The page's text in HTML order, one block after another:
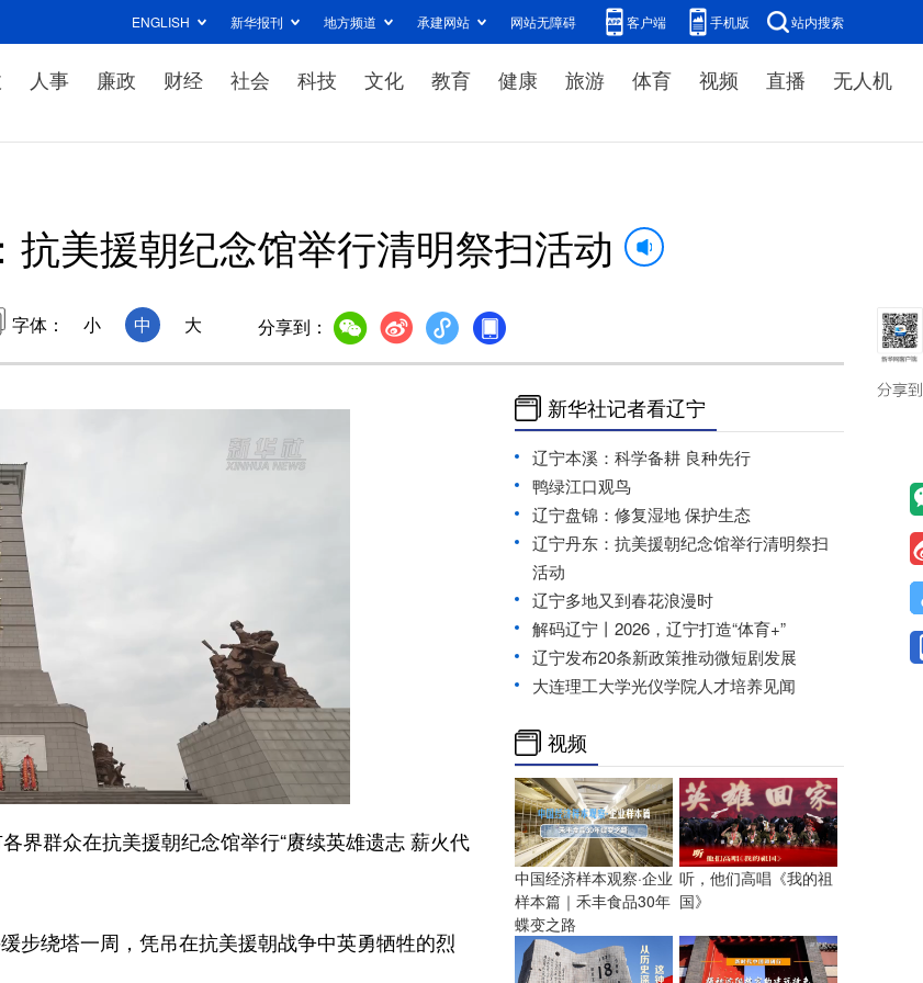
ENGLISH 新华报刊 地方频道 承建网站 网站无障碍 客户端 手机版 站内搜索
人事 廉政 财经 社会 科技 文化 教育 健康 旅游 体育 视频 直播 无人机
抗美援朝纪念馆举行清明祭扫活动
字体： 小 中 大 分享到：
群众在抗美援朝纪念馆举行“赓续英雄遗志 薪火代
绕塔一周，凭吊在抗美援朝战争中英勇牺牲的烈
新华社记者看辽宁
辽宁本溪：科学备耕 良种先行
鸭绿江口观鸟
辽宁盘锦：修复湿地 保护生态
辽宁丹东：抗美援朝纪念馆举行清明祭扫
活动
辽宁多地又到春花浪漫时
解码辽宁丨2026，辽宁打造“体育+”
辽宁发布20条新政策推动微短剧发展
大连理工大学光仪学院人才培养见闻
视频
中国经济样本观察·企业
样本篇｜禾丰食品30年
蝶变之路
听，他们高唱《我的祖
国》